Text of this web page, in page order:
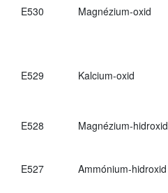
E530 Magnézium-oxid
E529 Kalcium-oxid
E528 Magnézium-hidroxid
E527 Ammónium-hidroxid